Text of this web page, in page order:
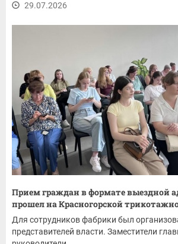
29.07.2026
Прием граждан в формате выездной
прошел на Красногорской
Для сотрудников фабрики был
представителей власти. Заместители